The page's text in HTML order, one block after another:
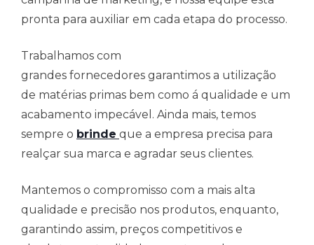
pronta para auxiliar em cada etapa do processo.
Trabalhamos com
grandes fornecedores garantimos a utilização
de matérias primas bem como á qualidade e um
acabamento impecável. Ainda mais, temos
sempre o brinde que a empresa precisa para
realçar sua marca e agradar seus clientes.
Mantemos o compromisso com a mais alta
qualidade e precisão nos produtos, enquanto,
garantindo assim, preços competitivos e